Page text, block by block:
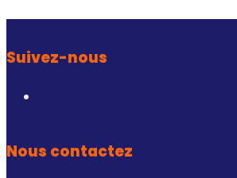
Suivez-nous
Nous contactez